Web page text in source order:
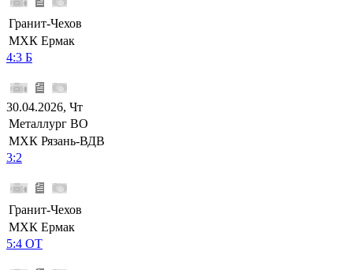
Гранит-Чехов
МХК Ермак
4:3 Б
30.04.2026, Чт
Металлург ВО
МХК Рязань-ВДВ
3:2
Гранит-Чехов
МХК Ермак
5:4 ОТ